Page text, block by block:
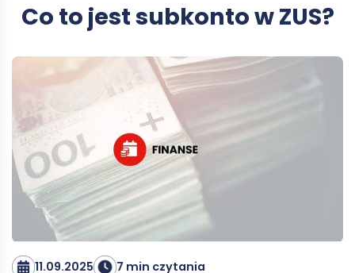
Co to jest subkonto w ZUS?
11.09.2025 7 min czytania